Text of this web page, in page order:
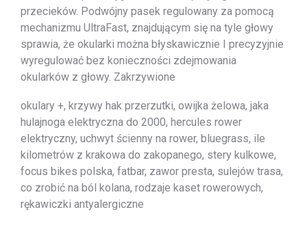
przecieków. Podwójny pasek regulowany za pomocą
mechanizmu UltraFast, znajdującym się na tyle głowy
sprawia, że okularki można błyskawicznie I precyzyjnie
wyregulować bez konieczności zdejmowania
okularków z głowy. Zakrzywione
okulary +, krzywy hak przerzutki, owijka żelowa, jaka
hulajnoga elektryczna do 2000, hercules rower
elektryczny, uchwyt ścienny na rower, bluegrass, ile
kilometrów z krakowa do zakopanego, stery kulkowe,
focus bikes polska, fatbar, zawor presta, sulejów trasa,
co zrobić na ból kolana, rodzaje kaset rowerowych,
rękawiczki antyalergiczne